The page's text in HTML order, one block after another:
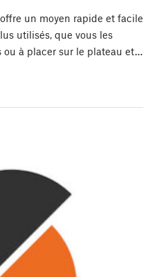
un moyen rapide et facile
utilisés, que vous les
à placer sur le plateau et…